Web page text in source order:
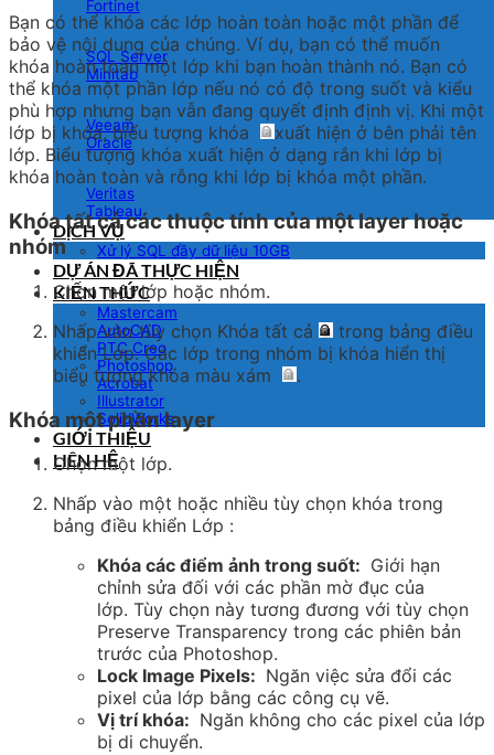
Fortinet
SQL Server
Minitab
Veeam
Oracle
Veritas
Tableau
DỊCH VỤ
Xử lý SQL đầy dữ liệu 10GB
DỰ ÁN ĐÃ THỰC HIỆN
KIẾN THỨC
Mastercam
AutoCAD
PTC Creo
Photoshop
Acrobat
Illustrator
SolidWorks
GIỚI THIỆU
LIÊN HỆ
Bạn có thể khóa các lớp hoàn toàn hoặc một phần để
bảo vệ nội dung của chúng. Ví dụ, bạn có thể muốn
khóa hoàn toàn một lớp khi bạn hoàn thành nó. Bạn có
thể khóa một phần lớp nếu nó có độ trong suốt và kiểu
phù hợp nhưng bạn vẫn đang quyết định định vị. Khi một
lớp bị khóa, biểu tượng khóa
xuất hiện ở bên phải tên
lớp. Biểu tượng khóa xuất hiện ở dạng rắn khi lớp bị
khóa hoàn toàn và rỗng khi lớp bị khóa một phần.
Khóa tất cả các thuộc tính của một layer hoặc
nhóm
Chọn một lớp hoặc nhóm.
Nhấp vào tùy chọn Khóa tất cả trong bảng điều
khiển Lớp. Các lớp trong nhóm bị khóa hiển thị
biểu tượng khóa màu xám
.
Khóa một phần layer
Chọn một lớp.
Nhấp vào một hoặc nhiều tùy chọn khóa trong
bảng điều khiển Lớp :
Khóa các điểm ảnh trong suốt: Giới hạn
chỉnh sửa đối với các phần mờ đục của
lớp. Tùy chọn này tương đương với tùy chọn
Preserve Transparency trong các phiên bản
trước của Photoshop.
Lock Image Pixels: Ngăn việc sửa đổi các
pixel của lớp bằng các công cụ vẽ.
Vị trí khóa: Ngăn không cho các pixel của lớp
bị di chuyển.